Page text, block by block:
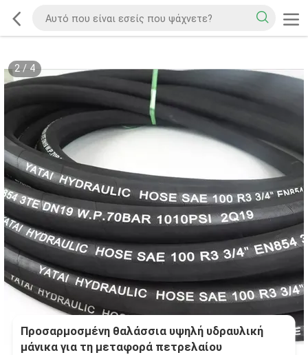
2/ 4
Προσαρμοσμένη θαλάσσια υψηλή υδραυλική
μάνικα για τη μεταφορά πετρελαίου